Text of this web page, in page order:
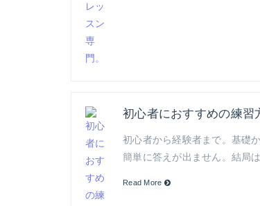
初心者におすすめの練習
初心者から経験者まで。基礎
簡単に答えが出ません。結局
Read More